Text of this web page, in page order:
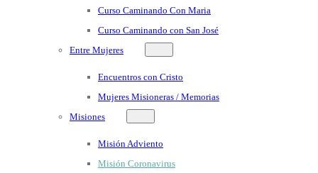
Curso Caminando Con Maria
Curso Caminando con San José
Entre Mujeres
Encuentros con Cristo
Mujeres Misioneras / Memorias
Misiones
Misión Adviento
Misión Coronavirus